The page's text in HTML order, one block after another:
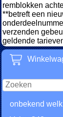
onbekend
remblokken
**betreft een
verzenden
geldende